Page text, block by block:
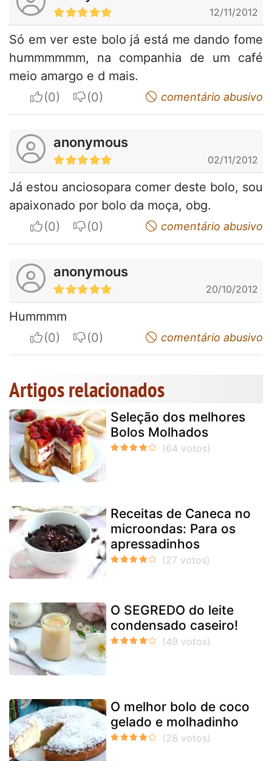
12/11/2012
Só em ver este bolo já está me dando fome
hummmmmm, na companhia de um café
meio amargo e d mais.
I apreciateI do not appreciatecomentário abusivo
anonymous
02/11/2012
Já estou anciosopara comer deste bolo, sou
apaixonado por bolo da moça, obg.
I apreciateI do not appreciatecomentário abusivo
anonymous
20/10/2012
Hummmm
I apreciateI do not appreciatecomentário abusivo
Artigos relacionados
Seleção dos melhores
Bolos Molhados
Receitas de Caneca no
microondas: Para os
apressadinhos
O SEGREDO do leite
condensado caseiro!
O melhor bolo de coco
gelado e molhadinho